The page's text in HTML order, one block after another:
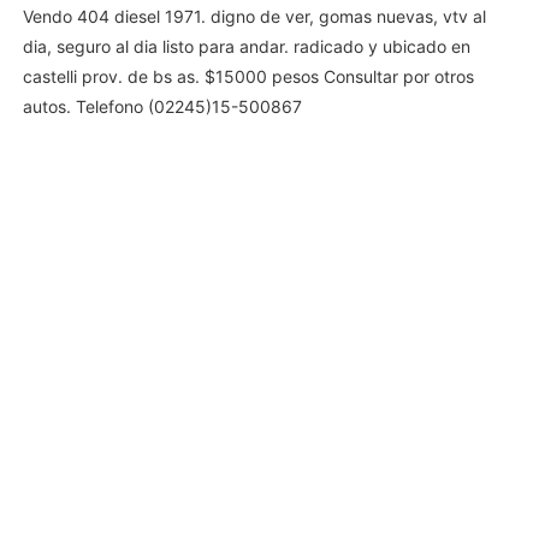
Vendo 404 diesel 1971. digno de ver, gomas nuevas, vtv al
dia, seguro al dia listo para andar. radicado y ubicado en
castelli prov. de bs as. $15000 pesos Consultar por otros
autos. Telefono (02245)15-500867